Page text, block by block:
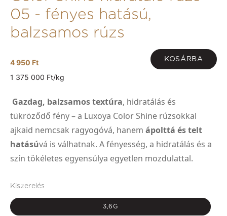
05 - fényes hatású,
balzsamos rúzs
4 950 Ft KOSÁRBA
1 375 000 Ft/kg
Gazdag, balzsamos textúra, hidratálás és
tükröződő fény – a Luxoya Color Shine rúzsokkal
ajkaid nemcsak ragyogóvá, hanem ápolttá és telt
hatásúvá is válhatnak. A fényesség, a hidratálás és a
szín tökéletes egyensúlya egyetlen mozdulattal.
Kiszerelés
3,6G